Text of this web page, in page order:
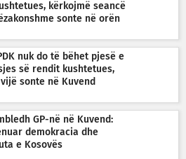
kërkojmë seancë
sonte në orën
nuk do të bëhet pjesë e
së rendit kushtetues,
sonte në Kuvend
GP-në në Kuvend:
demokracia dhe
e Kosovës